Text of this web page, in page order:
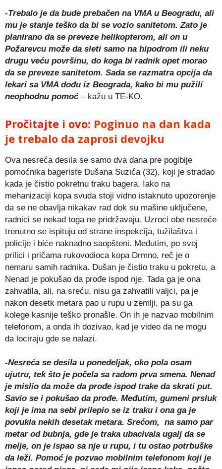
-Trebalo je da bude prebačen na VMA u Beogradu, ali
mu je stanje teško da bi se vozio sanitetom. Zato je
planirano da se preveze helikopterom, ali on u
Požarevcu može da sleti samo na hipodrom ili neku
drugu veću površinu, do koga bi radnik opet morao
da se preveze sanitetom. Sada se razmatra opcija da
lekari sa VMA dođu iz Beograda, kako bi mu pužili
neophodnu pomoć – kažu u TE-KO.
Pročitajte i ovo: Poginuo na dan kada
je trebalo da zaprosi devojku
Ova nesreća desila se samo dva dana pre pogibije
pomoćnika bageriste Dušana Suzića (32), koji je stradao
kada je čistio pokretnu traku bagera. Iako na
mehanizaciji kopa svuda stoji vidno istaknuto upozorenje
da se ne obavlja nikakav rad dok su mašine uključene,
radnici se nekad toga ne pridržavaju. Uzroci obe nesreće
trenutno se ispituju od strane inspekcija, tužilaštva i
policije i biće naknadno saopšteni. Međutim, po svoj
prilici i pričama rukovodioca kopa Drmno, reč je o
nemaru samih radnika. Dušan je čistio traku u pokretu, a
Nenad je pokušao da prođe ispod nje. Tada ga je ona
zahvatila, ali, na sreću, nisu ga zahvatili valjci, pa je
nakon desetk metara pao u rupu u zemlji, pa su ga
kolege kasnije teško pronašle. On ih je nazvao mobilnim
telefonom, a onda ih dozivao, kad je video da ne mogu
da lociraju gde se nalazi.
-Nesreća se desila u ponedeljak, oko pola osam
ujutru, tek što je počela sa radom prva smena. Nenad
je mislio da može da prođe ispod trake da skrati put.
Savio se i pokušao da prođe. Međutim, gumeni prsluk
koji je ima na sebi prilepio se iz traku i ona ga je
povukla nekih desetak metara. Srećom, na samo par
metar od bubnja, gde je traka ubacivala ugalj da se
melje, on je ispao sa nje u rupu, i tu ostao potrbuške
da leži. Pomoć je pozvao mobilnim telefonom koji je